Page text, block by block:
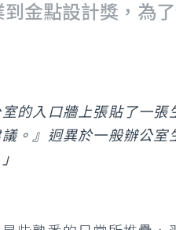
金點設計獎，為
的入口牆上張貼了一張
。』迥異於一般辦公